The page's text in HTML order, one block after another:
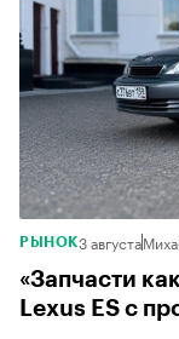
РЫНОК3 августа
«Запчасти
Lexus ES с